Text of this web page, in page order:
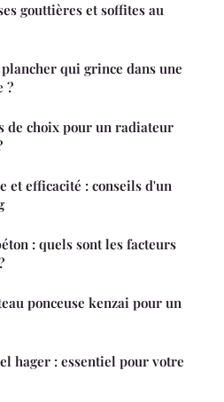
gouttières et soffites au
qui grince dans une
?
de choix pour un radiateur
et efficacité : conseils d'un
: quels sont les facteurs
ponceuse kenzai pour un
hager : essentiel pour votre